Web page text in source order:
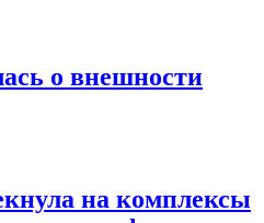
о внешности
на комплексы